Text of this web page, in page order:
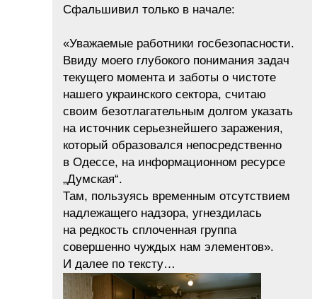
Сфальшивил только в начале:
«Уважаемые работники госбезопасности.
Ввиду моего глубокого понимания задач
текущего момента и заботы о чистоте
нашего украинского сектора, считаю
своим безотлагательным долгом указать
на источник серьезнейшего заражения,
который образовался непосредственно
в Одессе, на информационном ресурсе
„Думская“.
Там, пользуясь временным отсутствием
надлежащего надзора, угнездилась
на редкость сплоченная группа
совершенно чуждых нам элементов».
И далее по тексту…